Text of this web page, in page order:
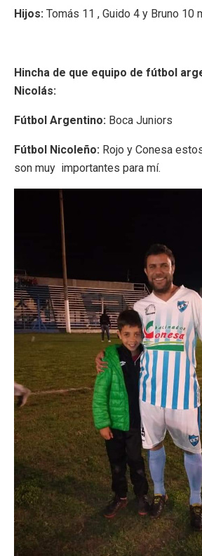
Hijos: Tomás 11 , Guido 4 y Bruno 10
Hincha de que equipo de fútbol
Nicolás:
Fútbol Argentino: Boca Juniors
Fútbol Nicoleño: Rojo y Conesa
son muy importantes para mí.